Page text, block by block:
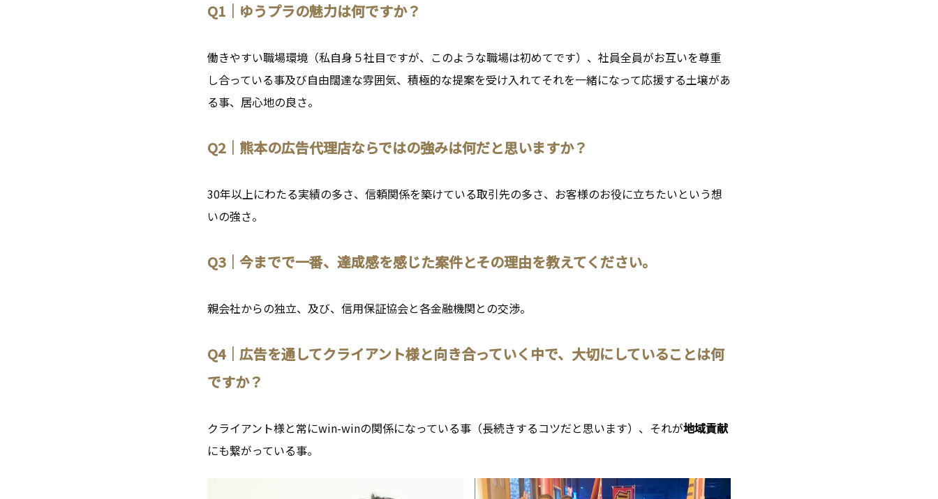
Q1｜ゆうプラの魅力は何ですか？
働きやすい職場環境（私自身５社目ですが、このような職場は初めてです）、社員全員がお互いを尊重
し合っている事及び自由闊達な雰囲気、積極的な提案を受け入れてそれを一緒になって応援する土壌があ
る事、居心地の良さ。
Q2｜熊本の広告代理店ならではの強みは何だと思いますか？
30年以上にわたる実績の多さ、信頼関係を築けている取引先の多さ、お客様のお役に立ちたいという想
いの強さ。
Q3｜今までで一番、達成感を感じた案件とその理由を教えてください。
親会社からの独立、及び、信用保証協会と各金融機関との交渉。
Q4｜広告を通してクライアント様と向き合っていく中で、大切にしていることは何
ですか？
クライアント様と常にwin-winの関係になっている事（長続きするコツだと思います）、それが地域貢献
にも繋がっている事。